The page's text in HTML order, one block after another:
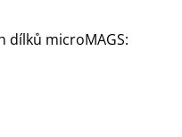
dílků microMAGS: